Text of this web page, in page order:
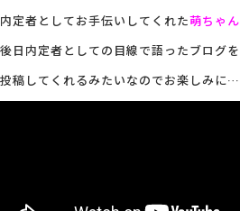
採用情報
お問い合わせ
内定者としてお手伝いしてくれた萌ちゃん
後日内定者としての目線で語ったブログを
投稿してくれるみたいなのでお楽しみに…